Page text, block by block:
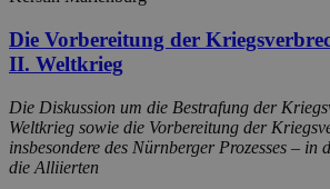
Die Vorbereitung der
II. Weltkrieg
Die Diskussion um die Bestrafung der
Weltkrieg sowie die Vorbereitung der
insbesondere des Nürnberger Prozesses – in
die Alliierten